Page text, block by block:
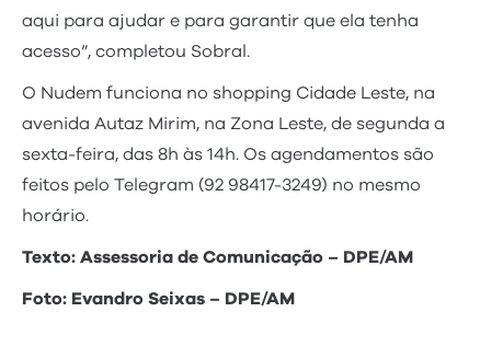
aqui para ajudar e para garantir que ela tenha
acesso”, completou Sobral.
O Nudem funciona no shopping Cidade Leste, na
avenida Autaz Mirim, na Zona Leste, de segunda a
sexta-feira, das 8h às 14h. Os agendamentos são
feitos pelo Telegram (92 98417-3249) no mesmo
horário.
Texto: Assessoria de Comunicação – DPE/AM
Foto: Evandro Seixas – DPE/AM